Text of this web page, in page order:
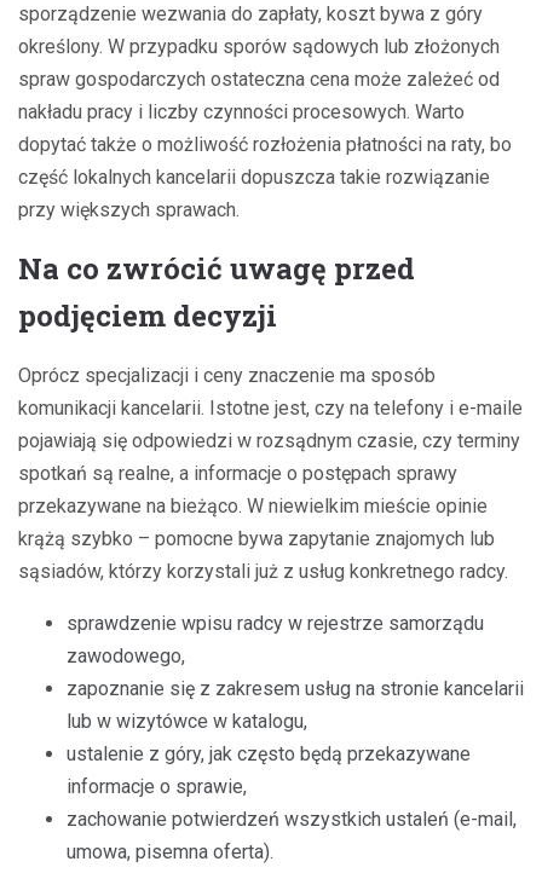
sporządzenie wezwania do zapłaty, koszt bywa z góry
określony. W przypadku sporów sądowych lub złożonych
spraw gospodarczych ostateczna cena może zależeć od
nakładu pracy i liczby czynności procesowych. Warto
dopytać także o możliwość rozłożenia płatności na raty, bo
część lokalnych kancelarii dopuszcza takie rozwiązanie
przy większych sprawach.
Na co zwrócić uwagę przed
podjęciem decyzji
Oprócz specjalizacji i ceny znaczenie ma sposób
komunikacji kancelarii. Istotne jest, czy na telefony i e-maile
pojawiają się odpowiedzi w rozsądnym czasie, czy terminy
spotkań są realne, a informacje o postępach sprawy
przekazywane na bieżąco. W niewielkim mieście opinie
krążą szybko – pomocne bywa zapytanie znajomych lub
sąsiadów, którzy korzystali już z usług konkretnego radcy.
sprawdzenie wpisu radcy w rejestrze samorządu
zawodowego,
zapoznanie się z zakresem usług na stronie kancelarii
lub w wizytówce w katalogu,
ustalenie z góry, jak często będą przekazywane
informacje o sprawie,
zachowanie potwierdzeń wszystkich ustaleń (e-mail,
umowa, pisemna oferta).